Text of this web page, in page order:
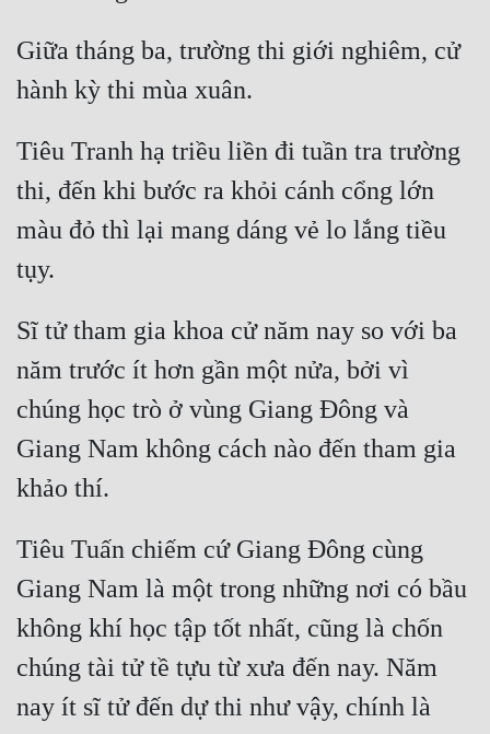
Xa Lộ Dịch
Cung Đấu
Cạnh Kỹ
Cổ Tiên Hiệp
Cổ Đại
Du Hí
Dã Sử
Dị Năng
Gia Đấu
Góc Nhìn Nam
Góc Nhìn Nữ
Huyền Huyễn
Giữa tháng ba, trường thi giới nghiêm, cử
Tiêu Tranh hạ triều liền đi tuần tra trường
thi, đến khi bước ra khỏi cánh cổng lớn
màu đỏ thì lại mang dáng vẻ lo lắng tiều
Sĩ tử tham gia khoa cử năm nay so với ba
năm trước ít hơn gần một nửa, bởi vì
chúng học trò ở vùng Giang Đông và
Giang Nam không cách nào đến tham gia
Tiêu Tuấn chiếm cứ Giang Đông cùng
Giang Nam là một trong những nơi có bầu
không khí học tập tốt nhất, cũng là chốn
chúng tài tử tề tựu từ xưa đến nay. Năm
nay ít sĩ tử đến dự thi như vậy, chính là